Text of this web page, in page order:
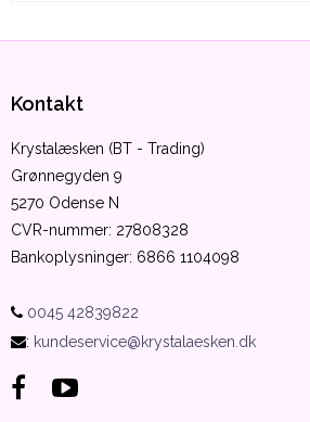
Kontakt
Krystalæsken (BT - Trading)
Grønnegyden 9
5270 Odense N
CVR-nummer: 27808328
Bankoplysninger: 6866 1104098
0045 42839822
: kundeservice@krystalaesken.dk